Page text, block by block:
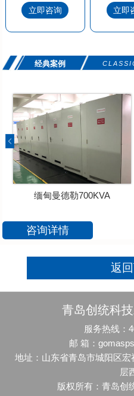
立即咨询 立即
经典案例
缅甸曼德勒700KVA
咨询详情
返
青岛创统科
服务热线：
邮 箱：
地址：山东省青岛市城阳区
层
版权所有：青岛创